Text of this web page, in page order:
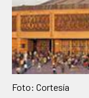
Foto: Cortesía